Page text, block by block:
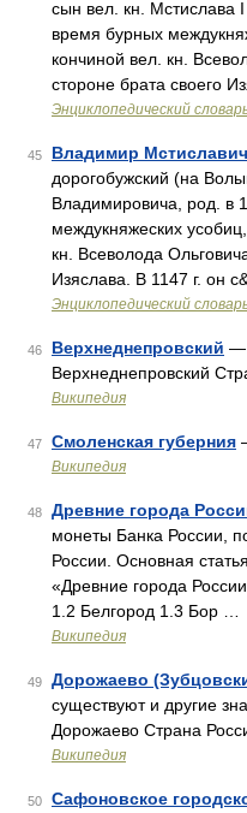
сын вел. кн. Мстислава
время бурных
кончиной вел. кн.
стороне брата своего
Энциклопедический
45 Владимир
дорогобужский (на
Владимировича, род. в
междукняжеских
кн. Всеволода
Изяслава. В 1147 г. он
Энциклопедический
46 Верхнеднепровский —
Верхнеднепровский
Википедия
47 Смоленская губерния
Википедия
48 Древние города
монеты Банка России,
России. Основная
«Древние города
1.2 Белгород 1.3 Бор …
Википедия
49 Дорожаево
существуют и другие
Дорожаево Страна
Википедия
50 Сафоновское